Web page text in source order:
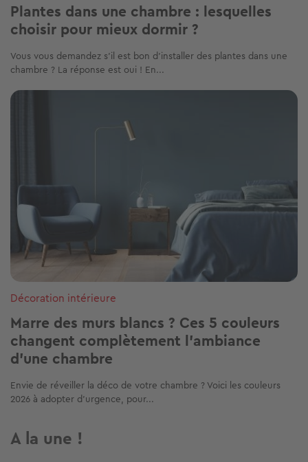
Plantes dans une chambre : lesquelles
choisir pour mieux dormir ?
Vous vous demandez s’il est bon d’installer des plantes dans une
chambre ? La réponse est oui ! En...
Image
Décoration intérieure
Marre des murs blancs ? Ces 5 couleurs
changent complètement l'ambiance
d'une chambre
Envie de réveiller la déco de votre chambre ? Voici les couleurs
2026 à adopter d’urgence, pour...
A la une !